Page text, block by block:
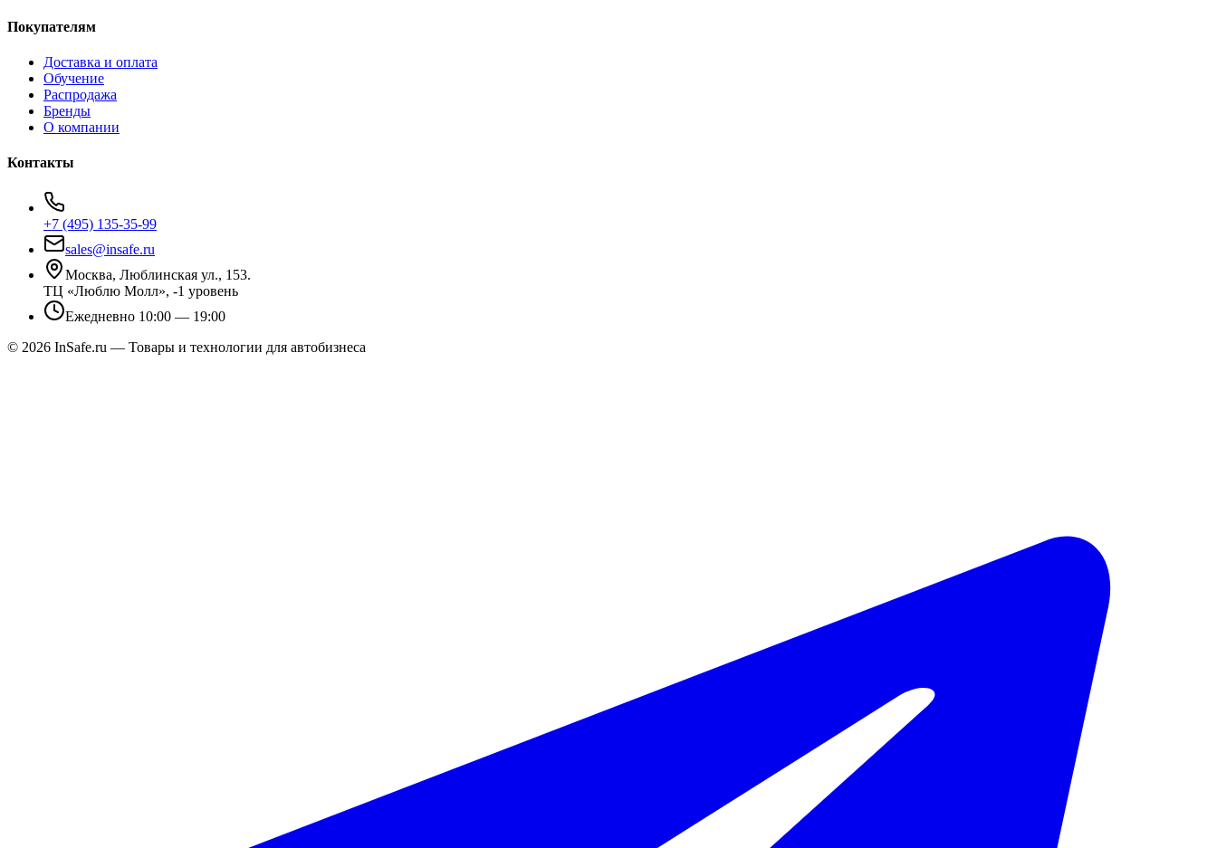
Покупателям
Доставка и оплата
Обучение
Распродажа
Бренды
О компании
Контакты
+7 (495) 135-35-99
sales@insafe.ru
Москва, Люблинская ул., 153.
ТЦ «Люблю Молл», -1 уровень
Ежедневно 10:00 — 19:00
© 2026 InSafe.ru — Товары и технологии для автобизнеса